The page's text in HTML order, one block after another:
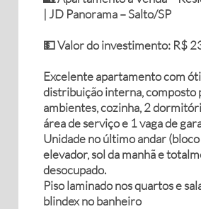
| JD Panorama – Salto/SP
💵 Valor do investimento: R$
Excelente apartamento com
distribuição interna, composto
ambientes, cozinha, 2
área de serviço e 1 vaga de
Unidade no último andar
elevador, sol da manhã e
desocupado.
Piso laminado nos quartos e
blindex no banheiro